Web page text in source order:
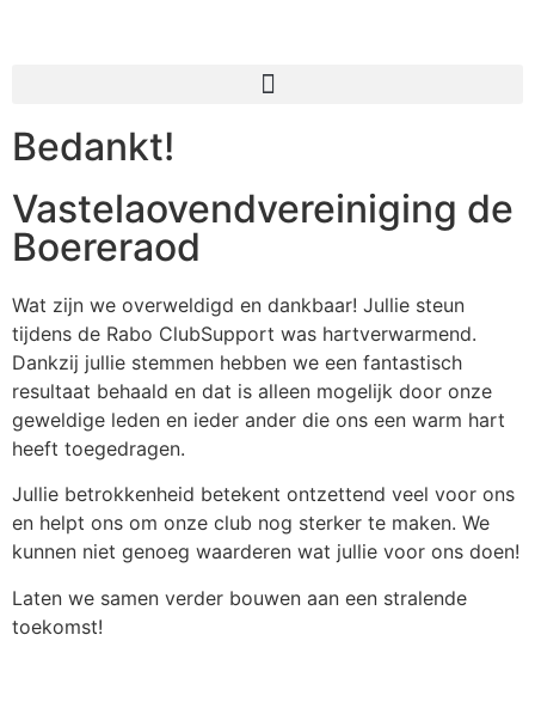
Bedankt!
Vastelaovendvereiniging de
Boereraod
Wat zijn we overweldigd en dankbaar! Jullie steun
tijdens de Rabo ClubSupport was hartverwarmend.
Dankzij jullie stemmen hebben we een fantastisch
resultaat behaald en dat is alleen mogelijk door onze
geweldige leden en ieder ander die ons een warm hart
heeft toegedragen.
Jullie betrokkenheid betekent ontzettend veel voor ons
en helpt ons om onze club nog sterker te maken. We
kunnen niet genoeg waarderen wat jullie voor ons doen!
Laten we samen verder bouwen aan een stralende
toekomst!